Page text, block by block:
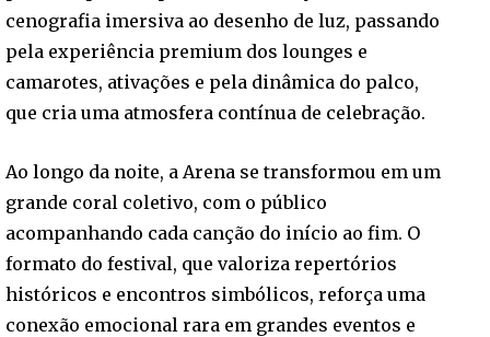
cenografia imersiva ao desenho de luz, passando
pela experiência premium dos lounges e
camarotes, ativações e pela dinâmica do palco,
que cria uma atmosfera contínua de celebração.
Ao longo da noite, a Arena se transformou em um
grande coral coletivo, com o público
acompanhando cada canção do início ao fim. O
formato do festival, que valoriza repertórios
históricos e encontros simbólicos, reforça uma
conexão emocional rara em grandes eventos e